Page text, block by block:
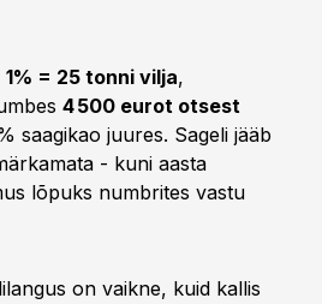
= 25 tonni vilja,
4 500 eurot otsest
saagikao juures. Sageli jääb
- kuni aasta
lõpuks numbrites vastu
on vaikne, kuid kallis